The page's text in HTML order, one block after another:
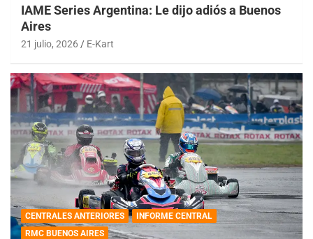
IAME Series Argentina: Le dijo adiós a Buenos
Aires
21 julio, 2026 E-Kart
CENTRALES ANTERIORES
INFORME CENTRAL
RMC BUENOS AIRES